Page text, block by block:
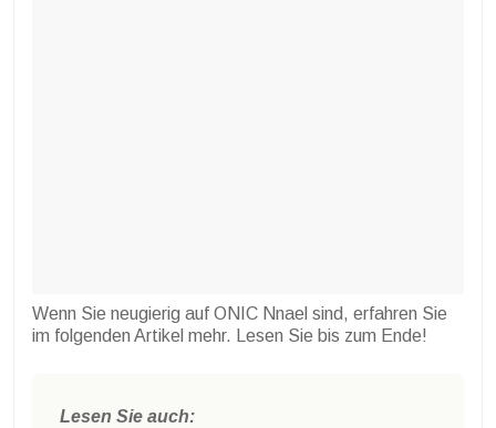
Wenn Sie neugierig auf ONIC Nnael sind, erfahren Sie
im folgenden Artikel mehr. Lesen Sie bis zum Ende!
Lesen Sie auch: